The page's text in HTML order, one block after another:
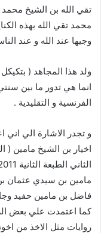
تقي الله بن الشيخ
محمد تقي الله بهذه
وجيها عند الله و عند
ولد هذا المجاهد (
الفرنسية و التقليدية .
و تجدر الاشارة الي
اخيار بن الشيخ مامين (
مامين بن سيدي عثمان
كما اعتمدت علي بعض
روايات مثل الاخذ من